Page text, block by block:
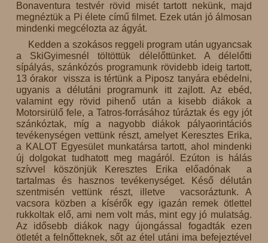
Bonaventura testvér rövid misét tartott nekünk, majd
megnéztük a Pi élete című filmet. Ezek után jó álmosan
mindenki megcélozta az ágyát.
Kedden a szokásos reggeli program után ugyancsak
a SkiGyimesnél töltöttük délelőttünket. A délelőtti
sípályás, szánkózós programunk rövidebb ideig tartott,
13 órakor vissza is tértünk a Piposz tanyára ebédelni,
ugyanis a délutáni programunk itt zajlott. Az ebéd,
valamint egy rövid pihenő után a kisebb diákok a
Motorsirülő fele, a Tatros-forrásához túráztak és egy jót
szánkóztak, míg a nagyobb diákok pályaorintációs
tevékenységen vettünk részt, amelyet Keresztes Erika,
a KALOT Egyesület munkatársa tartott, ahol mindenki
új dolgokat tudhatott meg magáról. Ezúton is hálás
szívvel köszönjük Keresztes Erika előadónak a
tartalmas és hasznos tevékenységet. Késő délután
szentmisén vettünk részt, illetve vacsoráztunk. A
vacsora közben a kísérők egy igazán remek ötlettel
rukkoltak elő, ami nem volt más, mint egy jó mulatság.
Az idősebb diákok nagy újongással fogadták ezen
ötletét a felnőtteknek, sőt az étel utáni ima befejeztével